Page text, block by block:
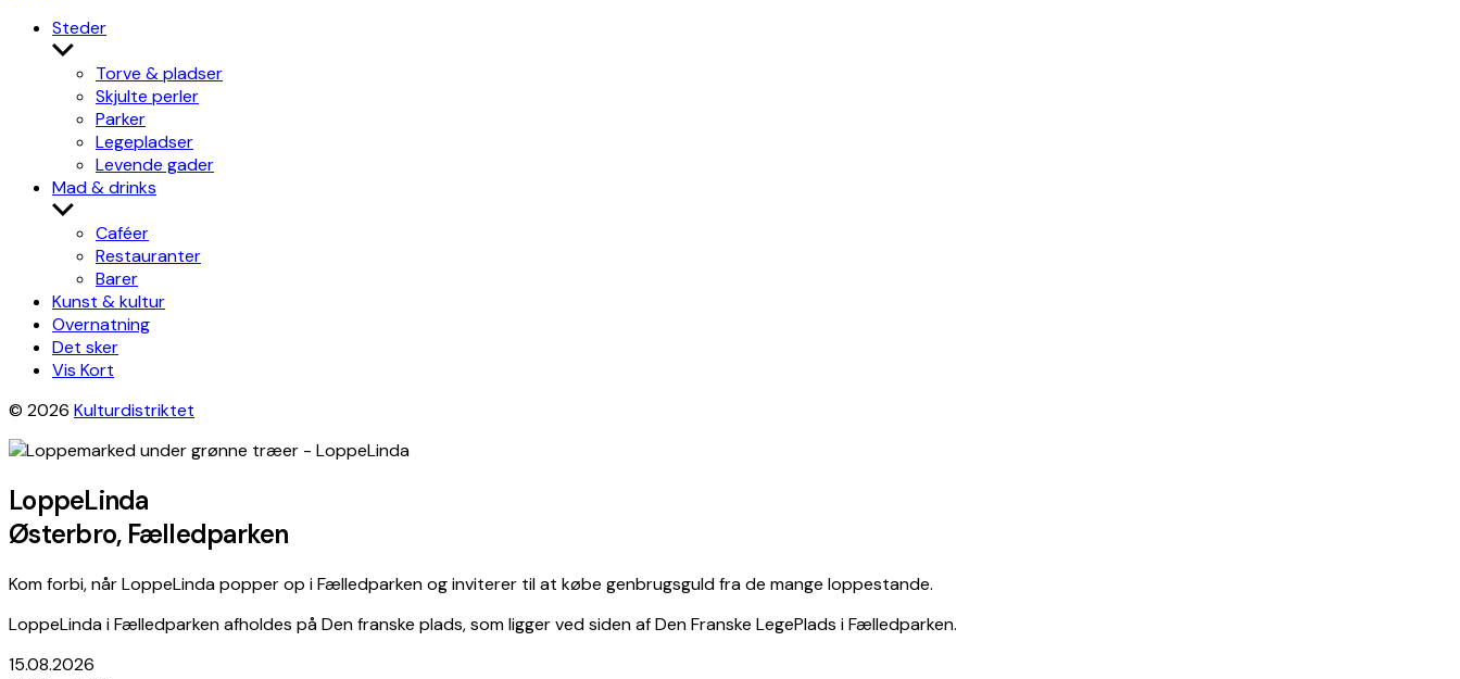
Steder
Show
sub
menu
Torve & pladser
Skjulte perler
Parker
Legepladser
Levende gader
Mad & drinks
Show
sub
menu
Caféer
Restauranter
Barer
Kunst & kultur
Overnatning
Det sker
Vis Kort
© 2026 Kulturdistriktet
LoppeLinda
Østerbro, Fælledparken
Kom forbi, når LoppeLinda popper op i Fælledparken og inviterer til at købe genbrugsguld fra de mange loppestande.
LoppeLinda i Fælledparken afholdes på Den franske plads, som ligger ved siden af Den Franske LegePlads i Fælledparken.
15.08.2026